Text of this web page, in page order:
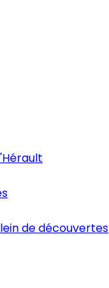
de découvertes